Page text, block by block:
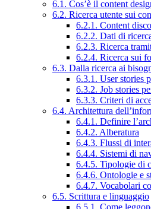
6.1. Cos’è il content
6.2. Ricerca utente sui
6.2.1. Content
6.2.2. Dati di
6.2.3. Ricerca
6.2.4. Ricerca sui
6.3. Dalla ricerca ai
6.3.1. User stories
6.3.2. Job stories
6.3.3. Criteri di
6.4. Architettura
6.4.1. Definire
6.4.2. Alberatura
6.4.3. Flussi di
6.4.4. Sistemi di
6.4.5. Tipologie di
6.4.6. Ontologie e
6.4.7. Vocabolari
6.5. Scrittura e linguaggio
6.5.1. Come